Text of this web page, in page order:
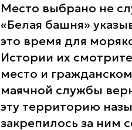
Место выбрано не
«Белая башня»
это время для
Истории их
место и
маячной службы
эту территорию
закрепилось за ним